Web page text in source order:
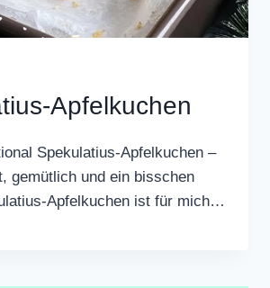
Apfelkuchen
Spekulatius-Apfelkuchen –
gemütlich und ein bisschen
Apfelkuchen ist für mich…